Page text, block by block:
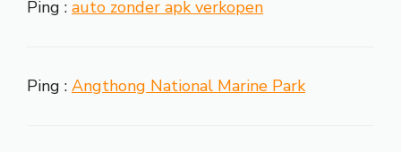
Ping : auto zonder apk verkopen
Ping : Angthong National Marine Park